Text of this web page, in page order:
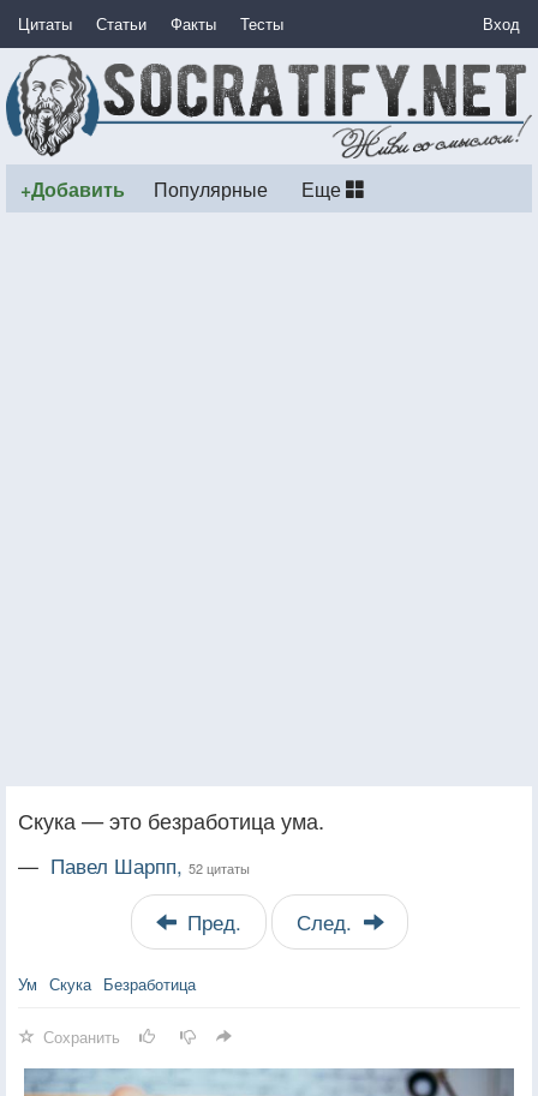
Цитаты Статьи Факты Тесты Вход
+Добавить Популярные Еще
Скука — это безработица ума.
— Павел Шарпп, 52 цитаты
Пред. След.
Ум Скука Безработица
Сохранить